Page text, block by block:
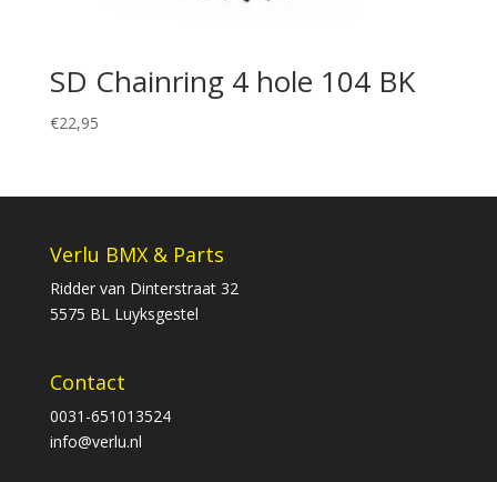
SD Chainring 4 hole 104 BK
€22,95
Verlu BMX & Parts
Ridder van Dinterstraat 32
5575 BL Luyksgestel
Contact
0031-651013524
info@verlu.nl